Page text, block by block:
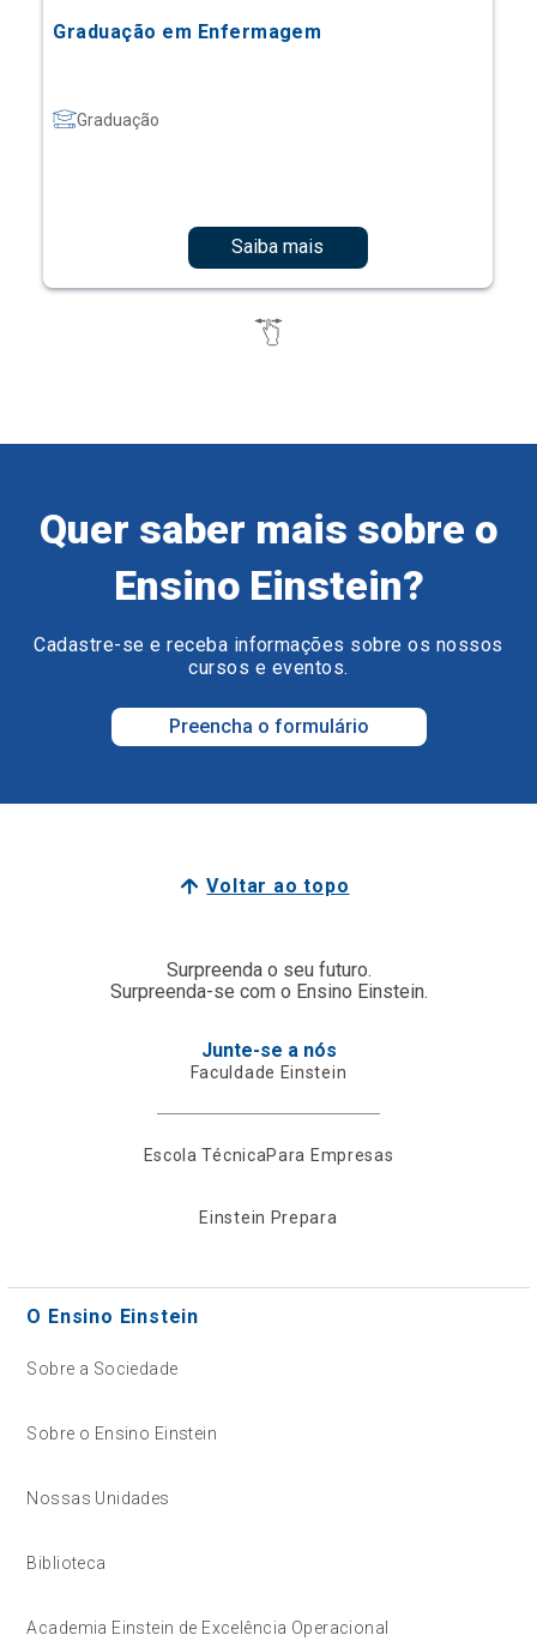
Graduação em Enfermagem
Graduação
Saiba mais
Quer saber mais sobre o
Ensino Einstein?
Cadastre-se e receba informações sobre os nossos
cursos e eventos.
Preencha o formulário
Voltar ao topo
Surpreenda o seu futuro.
Surpreenda-se com o Ensino Einstein.
Junte-se a nós
Faculdade Einstein
Escola TécnicaPara Empresas
Einstein Prepara
O Ensino Einstein
Sobre a Sociedade
Sobre o Ensino Einstein
Nossas Unidades
Biblioteca
Academia Einstein de Excelência Operacional